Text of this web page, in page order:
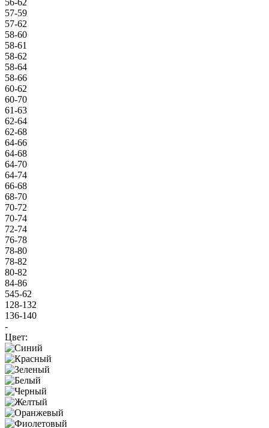
57-59
57-62
58-60
58-61
58-62
58-64
58-66
60-62
60-70
61-63
62-64
62-68
64-66
64-68
64-70
64-74
66-68
68-70
70-72
70-74
72-74
76-78
78-80
78-82
80-82
84-86
545-62
128-132
136-140
-
Цвет: